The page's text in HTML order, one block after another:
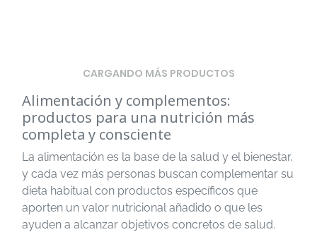
CARGANDO MÁS PRODUCTOS
Alimentación y complementos:
productos para una nutrición más
completa y consciente
La alimentación es la base de la salud y el bienestar,
y cada vez más personas buscan complementar su
dieta habitual con productos específicos que
aporten un valor nutricional añadido o que les
ayuden a alcanzar objetivos concretos de salud.